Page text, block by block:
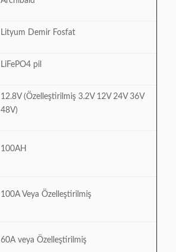
Lityum Demir Fosfat
LiFePO4 pil
12.8V (Özelleştirilmiş 3.2V 12V 24V 36V
48V)
100AH
100A Veya Özelleştirilmiş
60A veya Özelleştirilmiş